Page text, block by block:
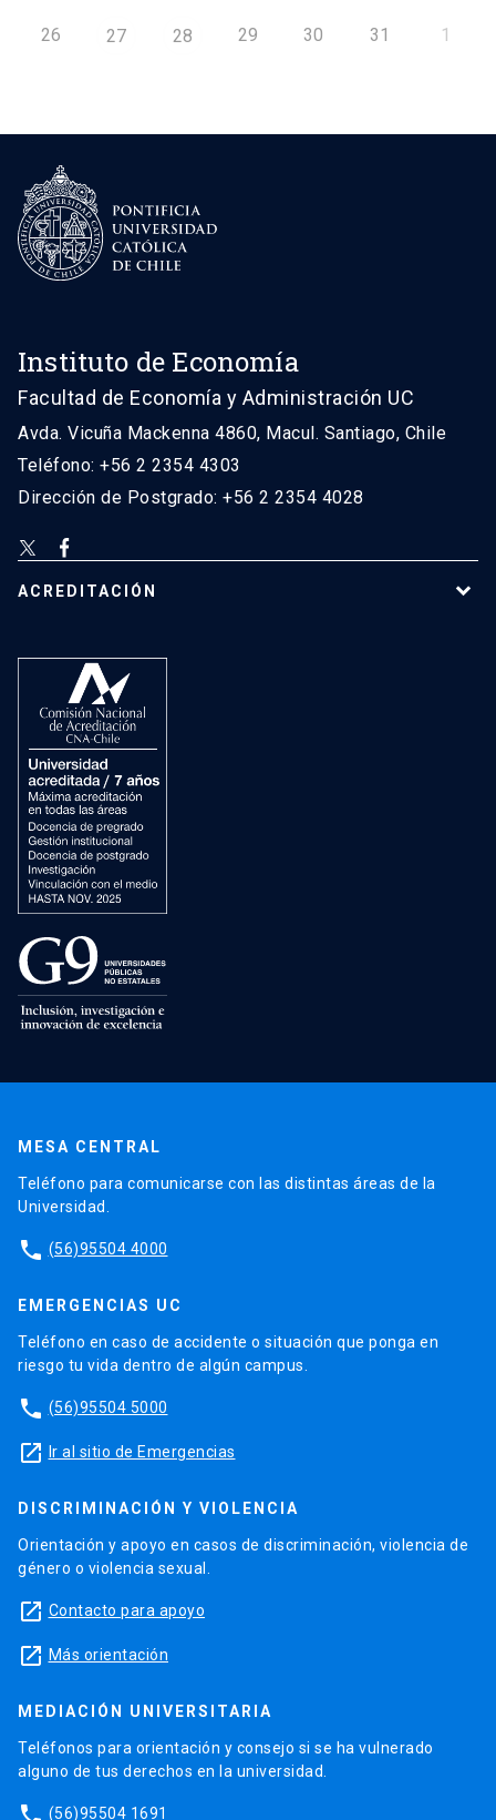
26 27 28 29 30 31 1
Instituto de Economía
Facultad de Economía y Administración UC
Avda. Vicuña Mackenna 4860, Macul. Santiago, Chile
Teléfono: +56 2 2354 4303
Dirección de Postgrado: +56 2 2354 4028
ACREDITACIÓN
MESA CENTRAL
Teléfono para comunicarse con las distintas áreas de la
Universidad.
phone (56)95504 4000
EMERGENCIAS UC
Teléfono en caso de accidente o situación que ponga en
riesgo tu vida dentro de algún campus.
phone (56)95504 5000
launch Ir al sitio de Emergencias
DISCRIMINACIÓN Y VIOLENCIA
Orientación y apoyo en casos de discriminación, violencia de
género o violencia sexual.
launch Contacto para apoyo
launch Más orientación
MEDIACIÓN UNIVERSITARIA
Teléfonos para orientación y consejo si se ha vulnerado
alguno de tus derechos en la universidad.
(56)95504 1691